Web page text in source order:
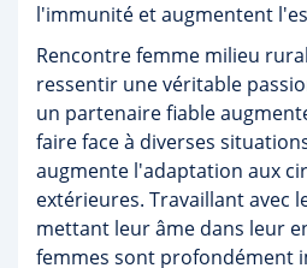
l'immunité et augmentent
Rencontre femme milieu
ressentir une véritable
un partenaire fiable
faire face à diverses
augmente l'adaptation aux
extérieures. Travaillant avec
mettant leur âme dans leur
femmes sont profondément